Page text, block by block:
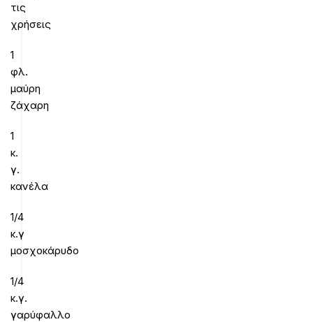
τις
χρήσεις
1
φλ.
μαύρη
ζάχαρη
1
κ.
γ.
κανέλα
1/4
κ.γ
μοσχοκάρυδο
1/4
κ.γ.
γαρύφαλλο